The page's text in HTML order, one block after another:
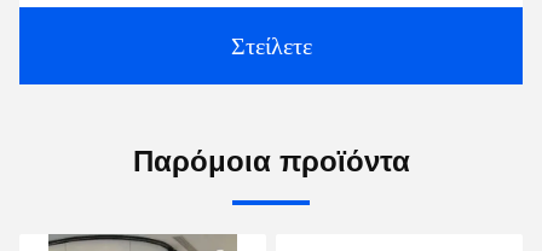
Στείλετε
Παρόμοια προϊόντα